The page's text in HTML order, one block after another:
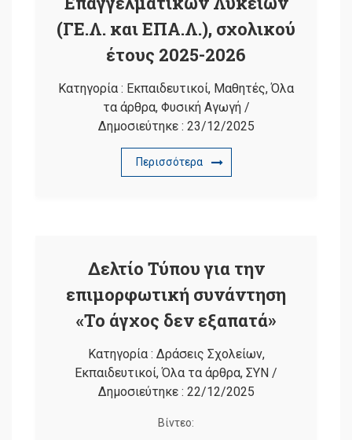
(ΓΕ.Λ. και ΕΠΑ.Λ.), σχολικού
έτους 2025-2026
Κατηγορία : Εκπαιδευτικοί, Μαθητές,Όλα
τα άρθρα, Φυσική Αγωγή/
Δημοσιεύτηκε : 23/12/2025
Περισσότερα
Δελτίο Τύπου για την
επιμορφωτική συνάντηση
«Το άγχος δεν εξαπατά»
Κατηγορία : Δράσεις Σχολείων,
Εκπαιδευτικοί,Όλα τα άρθρα, ΣΥΝ /
Δημοσιεύτηκε : 22/12/2025
Βίντεο: